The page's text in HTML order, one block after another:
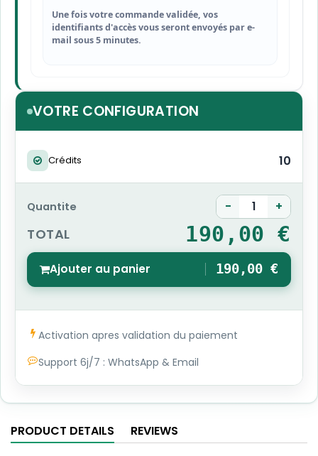
Une fois votre commande validée, vos
identifiants d'accès vous seront envoyés par e-
mail sous 5 minutes.
VOTRE CONFIGURATION
Crédits 10
Quantite - +
TOTAL 190,00 €
Ajouter au panier 190,00 €
Activation apres validation du paiement
Support 6j/7 : WhatsApp & Email
PRODUCT DETAILS REVIEWS